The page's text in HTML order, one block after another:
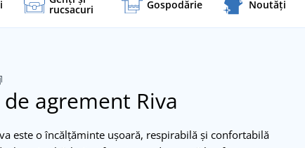
rucsacuri Gospodărie Noutăți
agrement Riva
este o încălțăminte ușoară, respirabilă și confortabilă